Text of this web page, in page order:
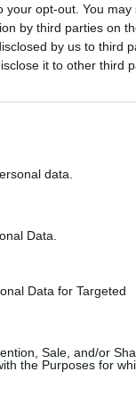
opt-out. You
by third parties on
by us to third
it to other third
data.
Data.
Data for Targeted
Sale, and/or
the Purposes for